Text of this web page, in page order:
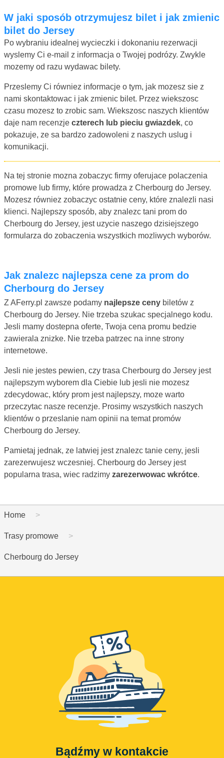
W jaki sposób otrzymujesz bilet i jak zmienic
bilet do Jersey
Po wybraniu idealnej wycieczki i dokonaniu rezerwacji
wyslemy Ci e-mail z informacja o Twojej podrózy. Zwykle
mozemy od razu wydawac bilety.
Przeslemy Ci równiez informacje o tym, jak mozesz sie z
nami skontaktowac i jak zmienic bilet. Przez wiekszosc
czasu mozesz to zrobic sam. Wiekszosc naszych klientów
daje nam recenzje czterech lub pieciu gwiazdek, co
pokazuje, ze sa bardzo zadowoleni z naszych uslug i
komunikacji.
Na tej stronie mozna zobaczyc firmy oferujace polaczenia
promowe lub firmy, które prowadza z Cherbourg do Jersey.
Mozesz równiez zobaczyc ostatnie ceny, które znalezli nasi
klienci. Najlepszy sposób, aby znalezc tani prom do
Cherbourg do Jersey, jest uzycie naszego dzisiejszego
formularza do zobaczenia wszystkich mozliwych wyborów.
Jak znalezc najlepsza cene za prom do
Cherbourg do Jersey
Z AFerry.pl zawsze podamy najlepsze ceny biletów z
Cherbourg do Jersey. Nie trzeba szukac specjalnego kodu.
Jesli mamy dostepna oferte, Twoja cena promu bedzie
zawierala znizke. Nie trzeba patrzec na inne strony
internetowe.
Jesli nie jestes pewien, czy trasa Cherbourg do Jersey jest
najlepszym wyborem dla Ciebie lub jesli nie mozesz
zdecydowac, który prom jest najlepszy, moze warto
przeczytac nasze recenzje. Prosimy wszystkich naszych
klientów o przeslanie nam opinii na temat promów
Cherbourg do Jersey.
Pamietaj jednak, ze latwiej jest znalezc tanie ceny, jesli
zarezerwujesz wczesniej. Cherbourg do Jersey jest
popularna trasa, wiec radzimy zarezerwowac wkrótce.
Home
Trasy promowe
Cherbourg do Jersey
Bądźmy w kontakcie